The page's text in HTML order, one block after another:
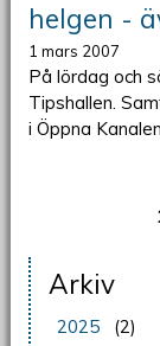
helgen -
1 mars 2007
På lördag och
Tipshallen.
i Öppna
Arkiv
2025
(2)